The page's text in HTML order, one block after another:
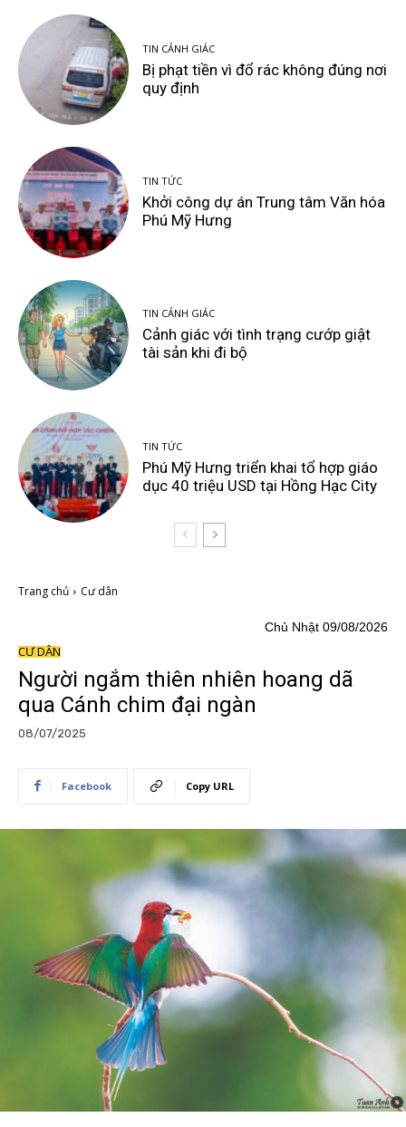
TIN CẢNH GIÁC
Bị phạt tiền vì đổ rác không đúng nơi
quy định
TIN TỨC
Khởi công dự án Trung tâm Văn hóa
Phú Mỹ Hưng
TIN CẢNH GIÁC
Cảnh giác với tình trạng cướp giật
tài sản khi đi bộ
TIN TỨC
Phú Mỹ Hưng triển khai tổ hợp giáo
dục 40 triệu USD tại Hồng Hạc City